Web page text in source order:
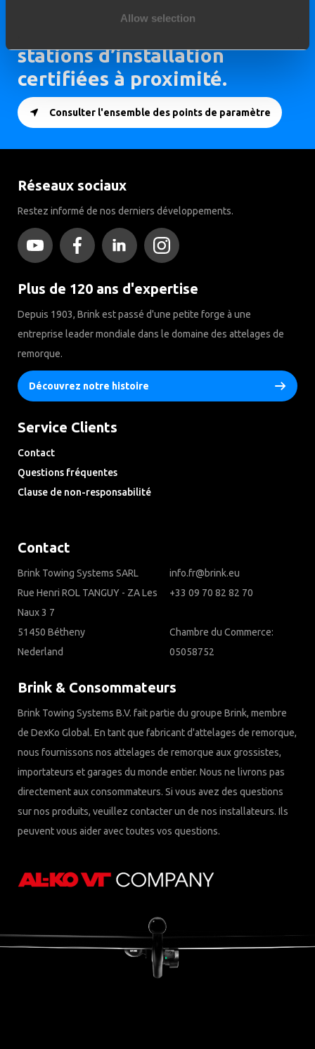
Allow selection
stations d’installation
certifiées à proximité.
Consulter l'ensemble des points de paramètre
Réseaux sociaux
Restez informé de nos derniers développements.
Plus de 120 ans d'expertise
Depuis 1903, Brink est passé d'une petite forge à une
entreprise leader mondiale dans le domaine des attelages de
remorque.
Découvrez notre histoire
Service Clients
Contact
Questions fréquentes
Clause de non-responsabilité
Contact
Brink Towing Systems SARL
Rue Henri ROL TANGUY - ZA Les
Naux 3 7
51450 Bétheny
Nederland
info.fr@brink.eu
+33 09 70 82 82 70
Chambre du Commerce:
05058752
Brink & Consommateurs
Brink Towing Systems B.V. fait partie du groupe Brink, membre
de DexKo Global. En tant que fabricant d'attelages de remorque,
nous fournissons nos attelages de remorque aux grossistes,
importateurs et garages du monde entier. Nous ne livrons pas
directement aux consommateurs. Si vous avez des questions
sur nos produits, veuillez contacter un de nos installateurs. Ils
peuvent vous aider avec toutes vos questions.